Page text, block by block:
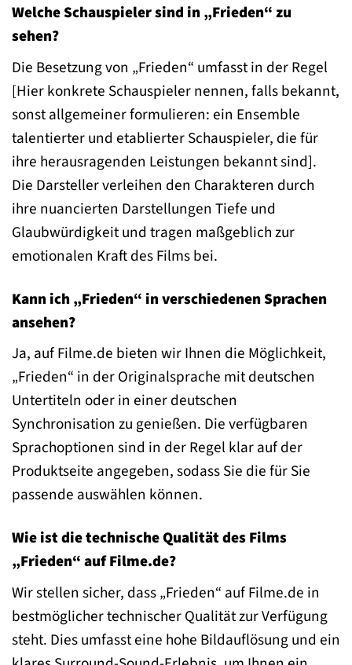
Welche Schauspieler sind in „Frieden“ zu
sehen?
Die Besetzung von „Frieden“ umfasst in der Regel
[Hier konkrete Schauspieler nennen, falls bekannt,
sonst allgemeiner formulieren: ein Ensemble
talentierter und etablierter Schauspieler, die für
ihre herausragenden Leistungen bekannt sind].
Die Darsteller verleihen den Charakteren durch
ihre nuancierten Darstellungen Tiefe und
Glaubwürdigkeit und tragen maßgeblich zur
emotionalen Kraft des Films bei.
Kann ich „Frieden“ in verschiedenen Sprachen
ansehen?
Ja, auf Filme.de bieten wir Ihnen die Möglichkeit,
„Frieden“ in der Originalsprache mit deutschen
Untertiteln oder in einer deutschen
Synchronisation zu genießen. Die verfügbaren
Sprachoptionen sind in der Regel klar auf der
Produktseite angegeben, sodass Sie die für Sie
passende auswählen können.
Wie ist die technische Qualität des Films
„Frieden“ auf Filme.de?
Wir stellen sicher, dass „Frieden“ auf Filme.de in
bestmöglicher technischer Qualität zur Verfügung
steht. Dies umfasst eine hohe Bildauflösung und ein